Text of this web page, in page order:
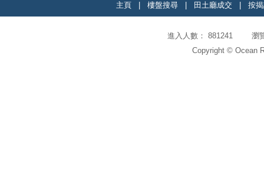
主頁 樓盤搜尋 田土廳成交 按
進入人數： 881241 瀏
Copyright © Ocean